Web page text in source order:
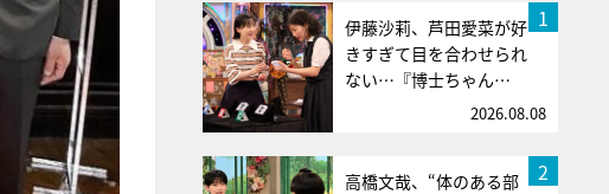
1
伊藤沙莉、芦田愛菜が好
きすぎて目を合わせられ
ない…『博士ちゃん…
2026.08.08
2
高橋文哉、“体のある部